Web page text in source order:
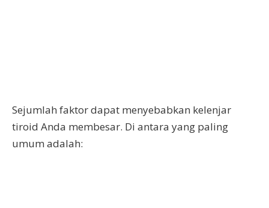
Sejumlah faktor dapat menyebabkan kelenjar
tiroid Anda membesar. Di antara yang paling
umum adalah: